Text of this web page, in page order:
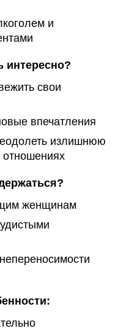
и
интересно?
свои
впечатления
излишнюю
отношениях
женщинам